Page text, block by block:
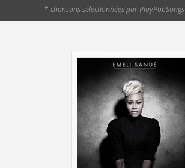
* chansons sélectionnées par PlayPopSongs